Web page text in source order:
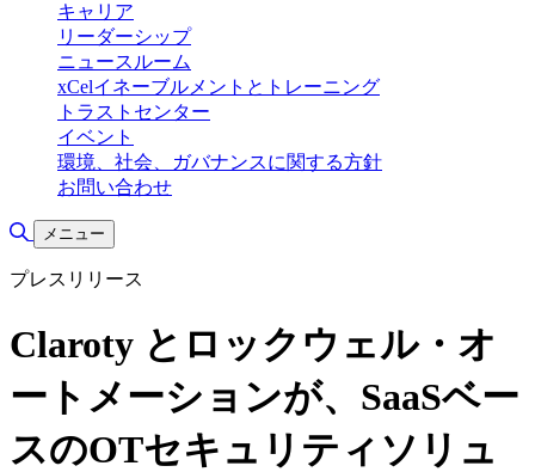
キャリア
リーダーシップ
ニュースルーム
xCelイネーブルメントとトレーニング
トラストセンター
イベント
環境、社会、ガバナンスに関する方針
お問い合わせ
検索の切り替え
メニュー
プレスリリース
Claroty とロックウェル・オ
ートメーションが、SaaSベー
スのOTセキュリティソリュ